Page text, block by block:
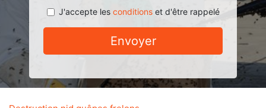
J'accepte les conditionset d'être rappelé
Envoyer